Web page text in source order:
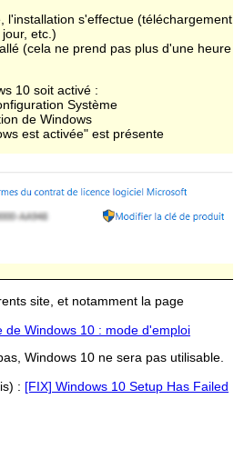
l'installation s'effectue (téléchargement
etc.)
(cela ne prend pas plus d'une heure
10 soit activé :
Système
de Windows
est activée" est présente
site, et notamment la page
de Windows 10 : mode d'emploi
Windows 10 ne sera pas utilisable.
: [FIX] Windows 10 Setup Has Failed